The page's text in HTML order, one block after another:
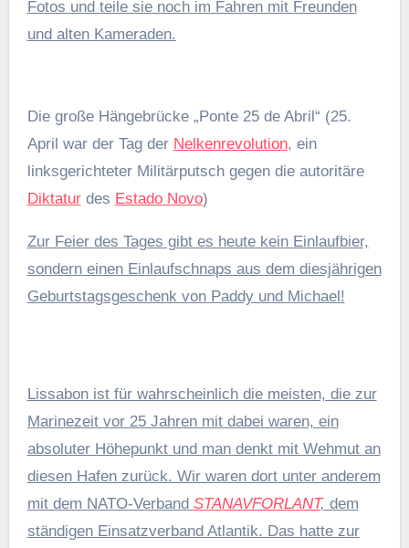
Fotos und teile sie noch im Fahren mit Freunden
und alten Kameraden.
Die große Hängebrücke „Ponte 25 de Abril“ (25.
April war der Tag der Nelkenrevolution, ein
linksgerichteter Militärputsch gegen die autoritäre
Diktaturdes Estado Novo)
Zur Feier des Tages gibt es heute kein Einlaufbier,
sondern einen Einlaufschnaps aus dem diesjährigen
Geburtstagsgeschenk von Paddy und Michael!
Lissabon ist für wahrscheinlich die meisten, die zur
Marinezeit vor 25 Jahren mit dabei waren, ein
absoluter Höhepunkt und man denkt mit Wehmut an
diesen Hafen zurück. Wir waren dort unter anderem
mit dem NATO-Verband STANAVFORLANT, dem
ständigen Einsatzverband Atlantik. Das hatte zur